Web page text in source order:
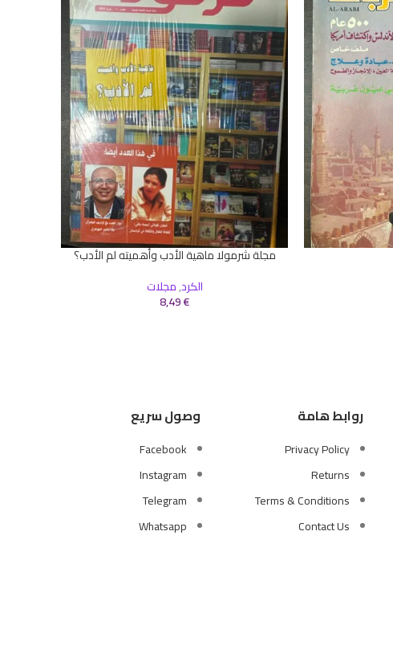
إضافة إلى السلة
مجلة شرمولا ماهية الأدب وأهميته لم الأدب؟
الكرد,مجلات
8,49€
روابط هامة
Privacy Policy
Returns
Terms & Conditions
Contact Us
وصول سريع
Facebook
Instagram
Telegram
Whatsapp